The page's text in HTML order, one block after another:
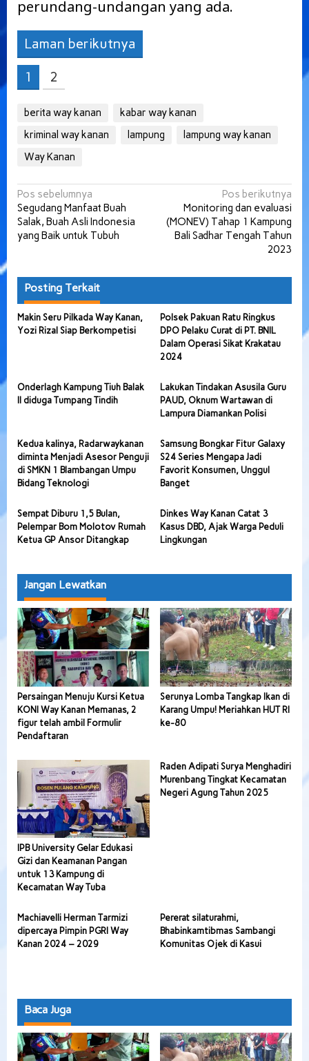
perundang-undangan yang ada.
Laman berikutnya
1
2
berita way kanan
kabar way kanan
kriminal way kanan
lampung
lampung way kanan
Way Kanan
Navigasi
pos
Pos sebelumnya
Segudang Manfaat Buah
Salak, Buah Asli Indonesia
yang Baik untuk Tubuh
Pos berikutnya
Monitoring dan evaluasi
(MONEV) Tahap 1 Kampung
Bali Sadhar Tengah Tahun
2023
Posting Terkait
Makin Seru Pilkada Way Kanan,
Yozi Rizal Siap Berkompetisi
Polsek Pakuan Ratu Ringkus
DPO Pelaku Curat di PT. BNIL
Dalam Operasi Sikat Krakatau
2024
Onderlagh Kampung Tiuh Balak
II diduga Tumpang Tindih
Lakukan Tindakan Asusila Guru
PAUD, Oknum Wartawan di
Lampura Diamankan Polisi
Kedua kalinya, Radarwaykanan
diminta Menjadi Asesor Penguji
di SMKN 1 Blambangan Umpu
Bidang Teknologi
Samsung Bongkar Fitur Galaxy
S24 Series Mengapa Jadi
Favorit Konsumen, Unggul
Banget
Sempat Diburu 1,5 Bulan,
Pelempar Bom Molotov Rumah
Ketua GP Ansor Ditangkap
Dinkes Way Kanan Catat 3
Kasus DBD, Ajak Warga Peduli
Lingkungan
Jangan Lewatkan
Persaingan Menuju Kursi Ketua
KONI Way Kanan Memanas, 2
figur telah ambil Formulir
Pendaftaran
Serunya Lomba Tangkap Ikan di
Karang Umpu! Meriahkan HUT RI
ke-80
IPB University Gelar Edukasi
Gizi dan Keamanan Pangan
untuk 13 Kampung di
Kecamatan Way Tuba
Raden Adipati Surya Menghadiri
Murenbang Tingkat Kecamatan
Negeri Agung Tahun 2025
Machiavelli Herman Tarmizi
dipercaya Pimpin PGRI Way
Kanan 2024 – 2029
Pererat silaturahmi,
Bhabinkamtibmas Sambangi
Komunitas Ojek di Kasui
Baca Juga